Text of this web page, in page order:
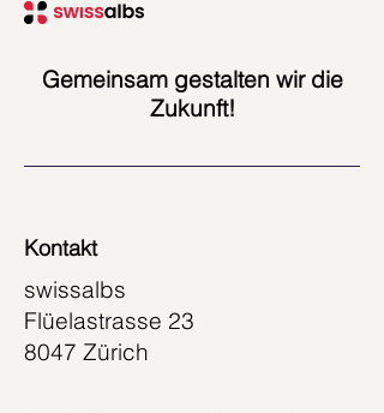
Gemeinsam gestalten wir die
Zukunft!
Kontakt
swissalbs
Flüelastrasse 23
8047 Zürich